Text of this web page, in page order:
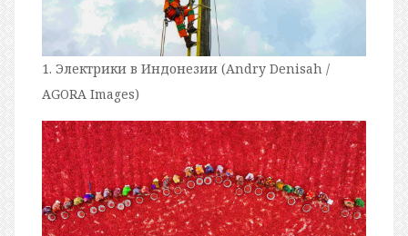
1. Электрики в Индонезии (Andry Denisah /
AGORA Images)